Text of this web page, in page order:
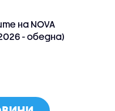
на NOVA
- обедна)